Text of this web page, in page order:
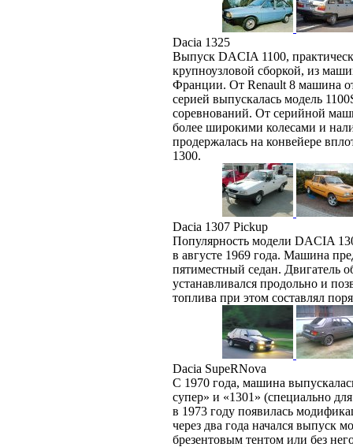
Dacia 1325
Выпуск DACIA 1100,
крупноузловой сборкой, из
Франции. От Renault 8 машина
серией выпускалась модель
соревнований. От серийной
более широкими колесами и
продержалась на конвейере
1300.
Dacia 1307 Pickup
Популярность модели DACIA
в августе 1969 года. Машина
пятиместный седан. Двигатель
устанавливался продольно и
топлива при этом составлял
Dacia SupeRNova
С 1970 года, машина
супер» и «1301» (специально
в 1973 году появилась
через два года начался выпуск
брезентовым тентом или без